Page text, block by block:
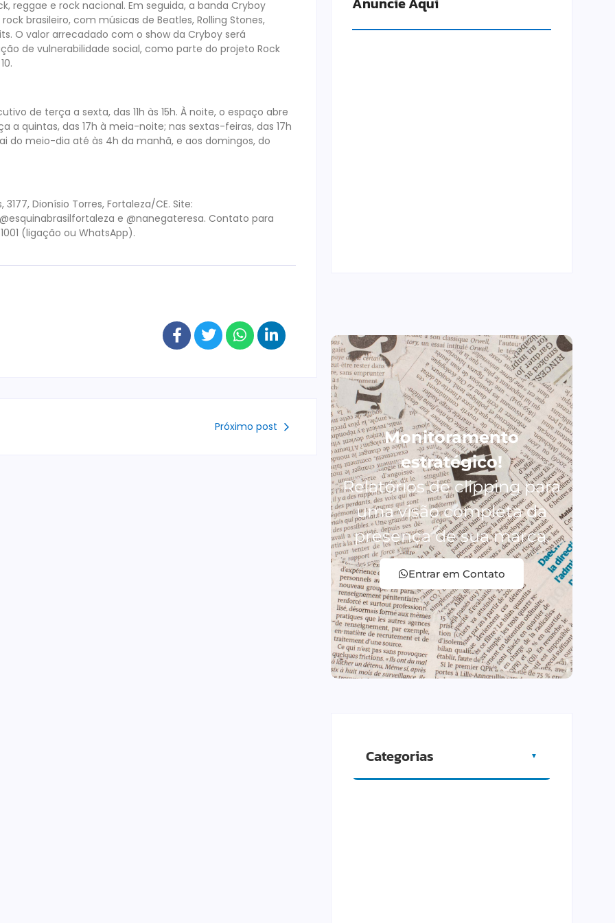
reggae e rock nacional. Em seguida, a banda Cryboy
brasileiro, com músicas de Beatles, Rolling Stones,
O valor arrecadado com o show da Cryboy será
de vulnerabilidade social, como parte do projeto Rock
de terça a sexta, das 11h às 15h. À noite, o espaço abre
a quintas, das 17h à meia-noite; nas sextas-feiras, das 17h
do meio-dia até às 4h da manhã, e aos domingos, do
Dionísio Torres, Fortaleza/CE. Site:
e @nanegateresa. Contato para
(ligação ou WhatsApp).
Próximo post
Monitoramento
estratégico!
Relatórios de clipping para
uma visão completa da
presença de sua marca.
Entrar em Contato
Categorias ▼